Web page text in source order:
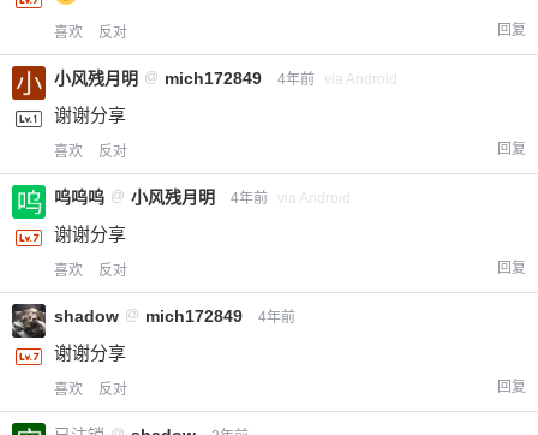
喜欢 反对 回复
小风残月明 @ mich172849 4年前 via Android
谢谢分享
喜欢 反对 回复
呜呜呜 @ 小风残月明 4年前 via Android
谢谢分享
喜欢 反对 回复
shadow @ mich172849 4年前
谢谢分享
喜欢 反对 回复